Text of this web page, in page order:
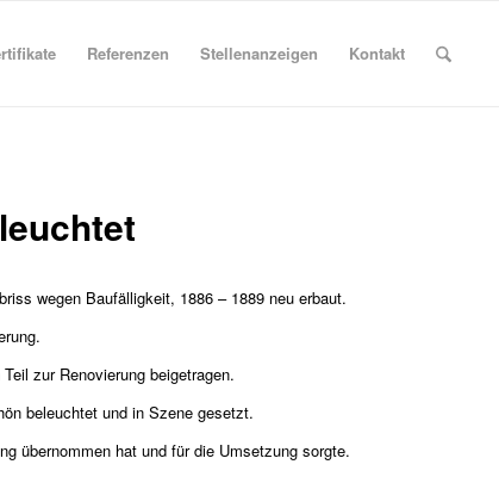
Referenzen Stellenanzeigen Kontakt
wegen Baufälligkeit, 1886 – 1889 neu erbaut.
zur Renovierung beigetragen.
beleuchtet und in Szene gesetzt.
übernommen hat und für die Umsetzung sorgte.